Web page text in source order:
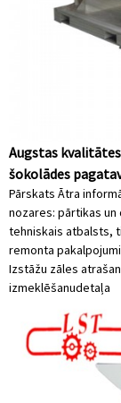
Augstas
šokolādes
Pārskats Ātra
nozares: pārtikas
tehniskais atbalsts,
remonta
Izstāžu zāles
izmeklēšanudetaļa